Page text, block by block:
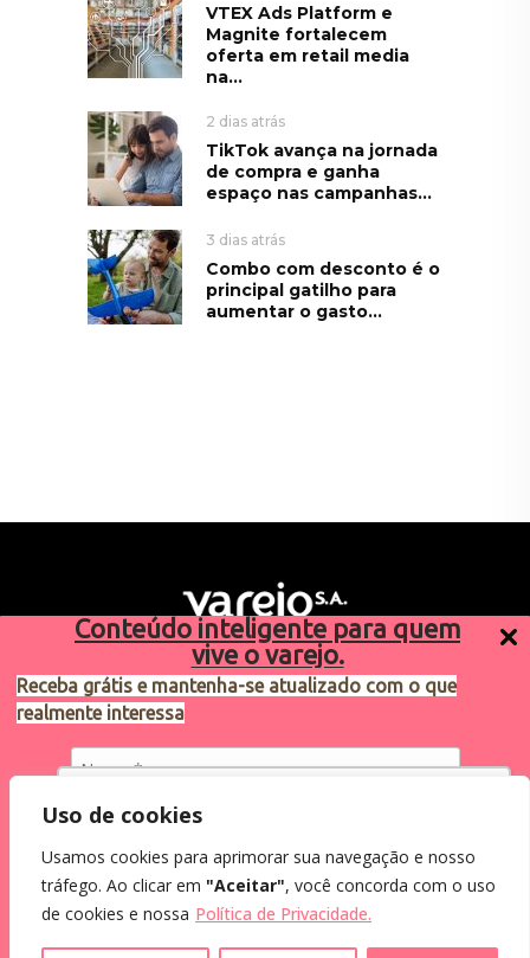
Conteúdo inteligente para quem
vive o varejo.
Receba grátis e mantenha-se atualizado com o que
realmente interessa
Eu concordo em receber comunicações.
Ao informar meus dados, eu concordo com a
Utilizamos cookies para oferecer melhor
como você interage em nosso site e
personalizar conteúdo.
Uso de cookies
Usamos cookies para aprimorar sua navegação e nosso
tráfego. Ao clicar em "Aceitar", você concorda com o uso
de cookies e nossa Política de Privacidade.
VTEX Ads Platform e
Magnite fortalecem
oferta em retail media
na...
2 dias atrás
TikTok avança na jornada
de compra e ganha
espaço nas campanhas...
3 dias atrás
Combo com desconto é o
principal gatilho para
aumentar o gasto...
Sugestões de pauta
varejosa@cndl.org.br
2024®. Todos os direitos reservados.